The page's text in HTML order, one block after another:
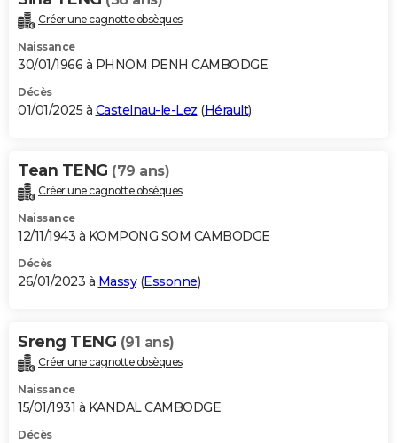
Carte de Noël
Carte Bonne année
Carte Saint-Valentin
Carte Pâques
Carte d'anniversaire
DICTIONNAIRE
Dictionnaire
Biographies
Citations
Expressions
Proverbes
PROGRAMME TV
S'inscrire
Se connecter
Lycées
Collèges
Primaires
Universités
Entreprises
Service militaire
Avis de recherche
AVIS DE DÉCÈS
Bricolage
Lifestyle
Culture
Sport
Auto
Television
Voyage
Cinema
Créer une cagnotte obsèques
Naissance
30/01/1966 à PHNOM PENH CAMBODGE
Décès
01/01/2025 à Castelnau-le-Lez (Hérault)
Tean TENG (79 ans)
Créer une cagnotte obsèques
Naissance
12/11/1943 à KOMPONG SOM CAMBODGE
Décès
26/01/2023 à Massy(Essonne)
Sreng TENG (91 ans)
Créer une cagnotte obsèques
Naissance
15/01/1931 à KANDAL CAMBODGE
Décès